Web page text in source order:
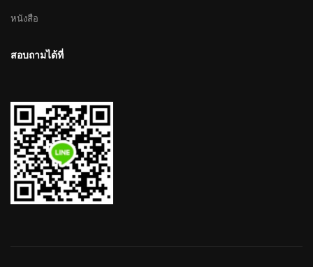
หนังสือ
สอบถามได้ที่